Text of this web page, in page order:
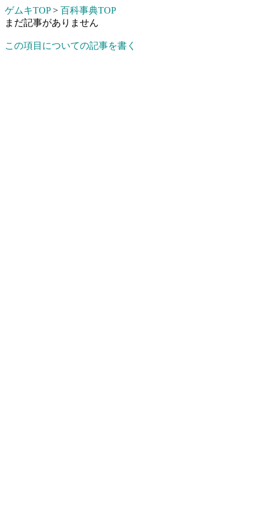
ゲムキTOP> 百科事典TOP
まだ記事がありません
この項目についての記事を書く